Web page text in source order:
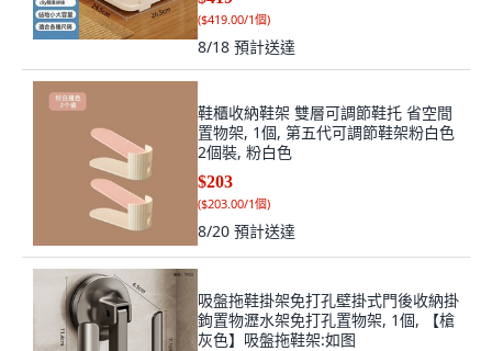
($419.00/1個)
8/18 預計送達
鞋櫃收納鞋架 雙層可調節鞋托 省空間
置物架, 1個, 第五代可調節鞋架粉白色
2個裝, 粉白色
$203
($203.00/1個)
8/20 預計送達
吸盤拖鞋掛架免打孔壁掛式門後收納掛
鉤置物瀝水架免打孔置物架, 1個, 【槍
灰色】吸盤拖鞋架:如图